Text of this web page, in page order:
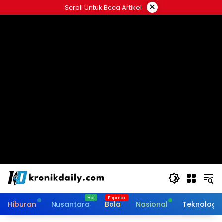
ke
Scroll Untuk Baca Artikel ×
Hiburan Nusantara Bola Nasional Teknologi